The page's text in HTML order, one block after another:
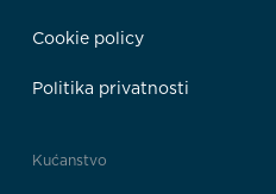
Cookie policy
Politika privatnosti
Kućanstvo